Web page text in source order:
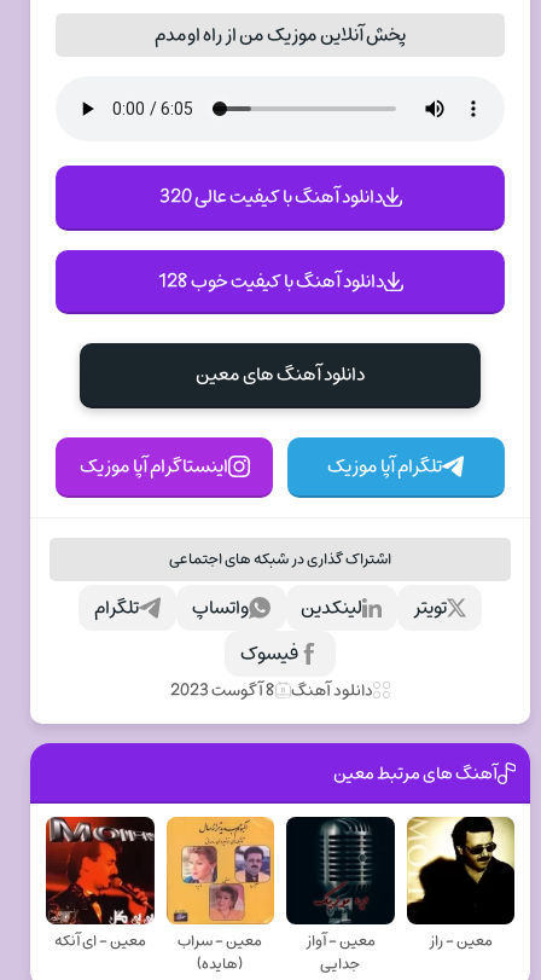
پخش آنلاین موزیک من از راه اومدم
دانلود آهنگ با کیفیت عالی 320
دانلود آهنگ با کیفیت خوب 128
دانلود آهنگ های معین
تلگرام آپا موزیک اینستاگرام آپا موزیک
اشتراک گذاری در شبکه های اجتماعی
تلگرام واتساپ لینکدین
تویتر
فیسوک
دانلود آهنگ 8 آگوست 2023
آهنگ های مرتبط معین
معین - راز
معین - آواز
جدایی
معین - سراب
(هایده)
معین - ای آنکه